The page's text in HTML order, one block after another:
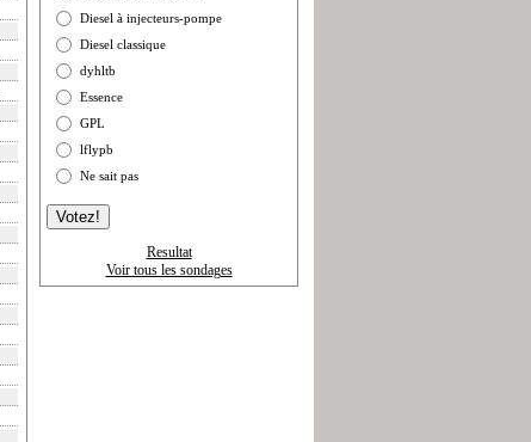
Diesel à injecteurs-pompe
Diesel classique
dyhltb
Essence
GPL
lflypb
Ne sait pas
Resultat
Voir tous les sondages